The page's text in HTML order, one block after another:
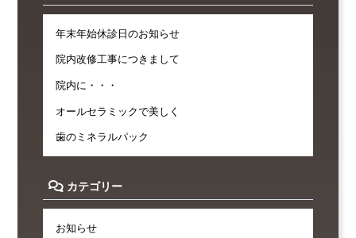
年末年始休診日のお知らせ
院内改修工事につきまして
院内に・・・
オールセラミックで美しく
歯のミネラルパック
カテゴリー
お知らせ